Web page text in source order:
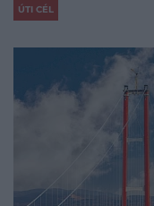
ÚTI CÉL